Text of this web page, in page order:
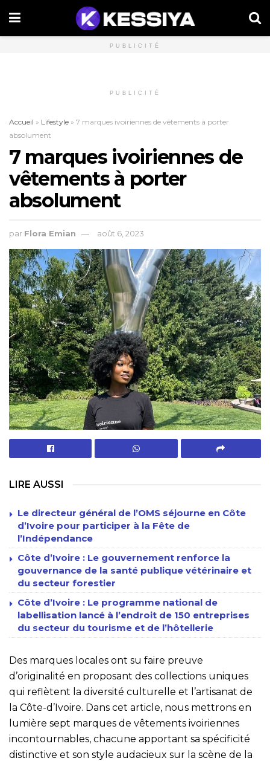
PUBLICITÉ
PUBLICITÉ
Accueil » Lifestyle » 7 marques ivoiriennes de vêtements à porter
absolument
7 marques ivoiriennes de
vêtements à porter
absolument
par Flora Emian août 6, 2023
LIRE AUSSI
Le directeur général de l’OMS séjourne en Côte
d’Ivoire pour participer à la Fête de
l’Indépendance
Côte d’Ivoire : Le gouvernement renforce la
gouvernance de la santé publique vétérinaire et
du secteur forestier
Côte d’Ivoire : Le programme national de
labellisation lancé à l’endroit de 150 entreprises
du secteur du tourisme et de l’hôtellerie
Des marques locales ont su faire preuve
d’originalité en proposant des collections uniques
qui reflètent la diversité culturelle et l’artisanat de
la Côte-d’Ivoire. Dans cet article, nous mettrons en
lumière sept marques de vêtements ivoiriennes
incontournables, chacune apportant sa spécificité
distinctive et son style audacieux sur la scène de la